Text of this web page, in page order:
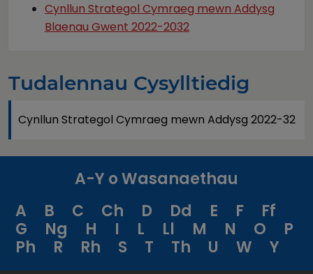
Cynllun Strategol Cymraeg mewn Addysg
Blaenau Gwent 2022-2032
Tudalennau Cysylltiedig
Cynllun Strategol Cymraeg mewn Addysg 2022-32
A-Y o Wasanaethau
A
B C Ch D Dd E F
Ff
G
Ng H I L Ll M N O
P
Ph
R Rh S T Th U W Y